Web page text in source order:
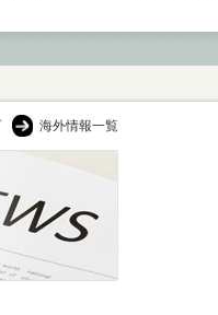
海外情報一覧